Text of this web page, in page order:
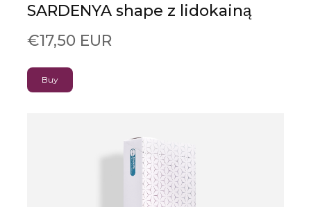
SARDENYA shape z lidokainą
€17,50 EUR
Buy